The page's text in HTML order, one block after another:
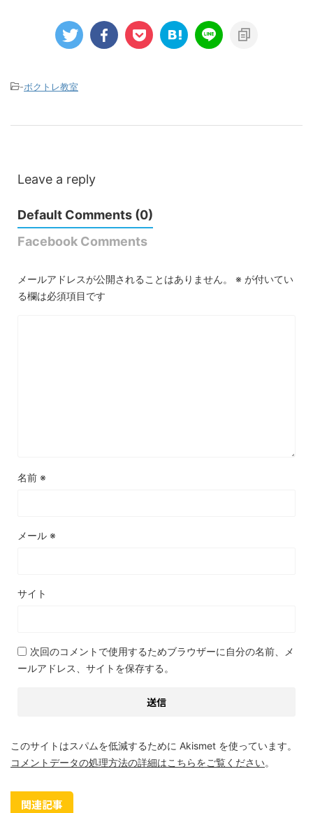
-ボクトレ教室
Leave a reply
Default Comments (0)
Facebook Comments
メールアドレスが公開されることはありません。 ※ が付いてい
る欄は必須項目です
名前 ※
メール ※
サイト
次回のコメントで使用するためブラウザーに自分の名前、メ
ールアドレス、サイトを保存する。
このサイトはスパムを低減するために Akismet を使っています。
コメントデータの処理方法の詳細はこちらをご覧ください。
関連記事